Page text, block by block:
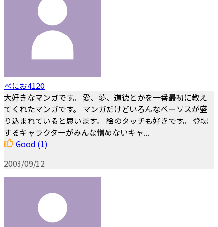
べにお4120
大好きなマンガです。 愛、夢、道徳とかを一番最初に教え
てくれたマンガです。 マンガだけどいろんなペーソスが盛
り込まれていると思います。 絵のタッチも好きです。 登場
するキャラクターがみんな憎めないキャ...
Good (1)
2003/09/12